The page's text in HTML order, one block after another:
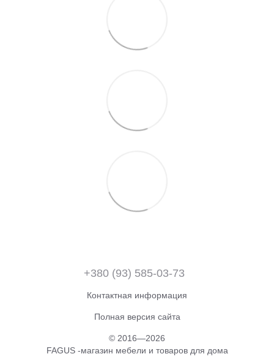
+380 (93) 585-03-73
Контактная информация
Полная версия сайта
© 2016—2026
FAGUS -магазин мебели и товаров для дома